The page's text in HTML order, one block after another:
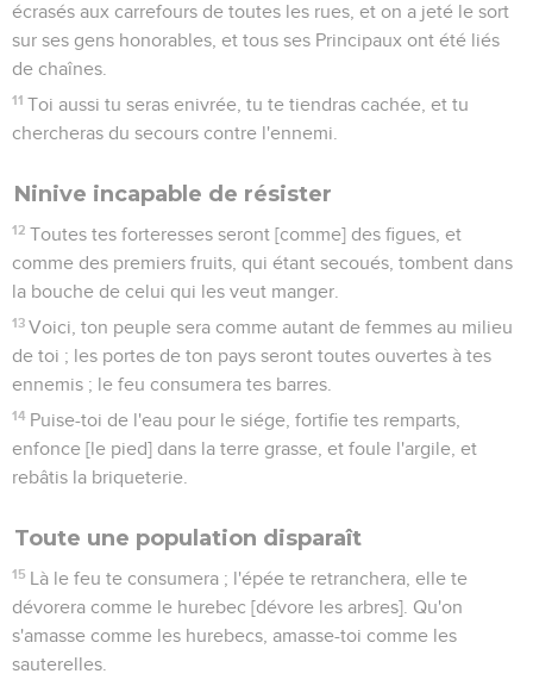
écrasés aux carrefours de toutes les rues, et on a jeté le sort
sur ses gens honorables, et tous ses Principaux ont été liés
de chaînes.
11 Toi aussi tu seras enivrée, tu te tiendras cachée, et tu
chercheras du secours contre l'ennemi.
Ninive incapable de résister
12 Toutes tes forteresses seront [comme] des figues, et
comme des premiers fruits, qui étant secoués, tombent dans
la bouche de celui qui les veut manger.
13 Voici, ton peuple sera comme autant de femmes au milieu
de toi ; les portes de ton pays seront toutes ouvertes à tes
ennemis ; le feu consumera tes barres.
14 Puise-toi de l'eau pour le siége, fortifie tes remparts,
enfonce [le pied] dans la terre grasse, et foule l'argile, et
rebâtis la briqueterie.
Toute une population disparaît
15 Là le feu te consumera ; l'épée te retranchera, elle te
dévorera comme le hurebec [dévore les arbres]. Qu'on
s'amasse comme les hurebecs, amasse-toi comme les
sauterelles.